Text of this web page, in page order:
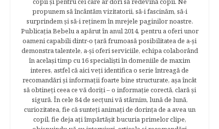
propunem să încântăm vizitatorii, să-i fascinăm, să-i
surprindem şi să-i reţinem în mrejele paginilor noastre.​
Publicația Bebelu a apărut în anul 2014, pentru a oferi unor
oameni capabili dintr-o ţară frumoasă posibilitatea de a-şi
demonstra talentele, a-şi oferi serviciile, echipa colaborând
în acelaşi timp cu 16 specialişti în domeniile de maxim
interes, astfel că aici veţi identifica o serie întreagă de
recomandări şi informaţii foarte bine structurate, aşa încât
să obtineţi ceea ce vă doriţi – o informaţie corectă, clară şi
sigură. În cele 84 de secțuni vă stârnim, lună de lună,
curiozitatea, fie că sunteţi animaţi de dorinţa de a avea un
copil, fie deja aţi împărtăşit bucuria primelor clipe,